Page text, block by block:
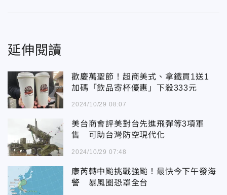
延伸閱讀
歡慶萬聖節！超商美式、拿鐵買1送1
加碼「飲品寄杯優惠」下殺333元
2024/10/29 08:07
美台商會評美對台先進飛彈等3項軍
售 可助台灣防空現代化
2024/10/29 07:48
康芮轉中颱挑戰強颱！最快今下午發海
警 暴風圈恐罩全台